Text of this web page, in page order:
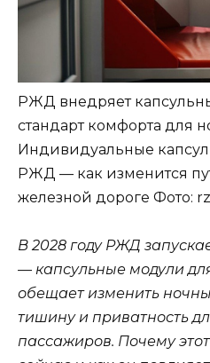
РЖД внедряет
стандарт комфорта для
Индивидуальные
РЖД — как изменится
железной дороге Фото:
В 2028 году РЖД
— капсульные модули
обещает изменить
тишину и приватность
пассажиров. Почему